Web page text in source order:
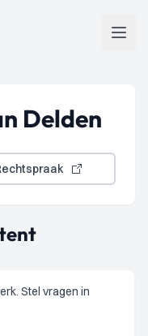
Delden
Stel vragen in